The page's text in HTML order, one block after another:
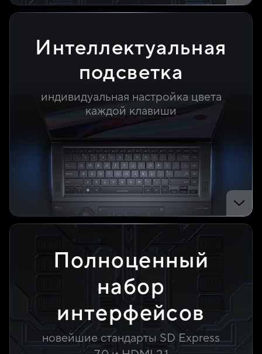
Интеллектуаль­ная
подсветка
индивидуальная настройка цвета
каждой клавиши
Полноценный
набор
интерфейсов
новейшие стандарты SD Express